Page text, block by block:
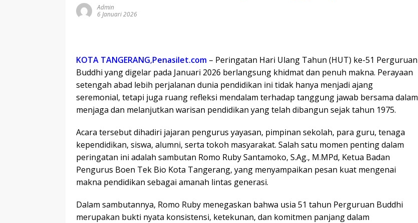
Admin
6 Januari 2026
KOTA TANGERANG,Penasilet.com – Peringatan Hari Ulang Tahun (HUT) ke-51 Perguruan
Buddhi yang digelar pada Januari 2026 berlangsung khidmat dan penuh makna. Perayaan
setengah abad lebih perjalanan dunia pendidikan ini tidak hanya menjadi ajang
seremonial, tetapi juga ruang refleksi mendalam terhadap tanggung jawab bersama dalam
menjaga dan melanjutkan warisan pendidikan yang telah dibangun sejak tahun 1975.
Acara tersebut dihadiri jajaran pengurus yayasan, pimpinan sekolah, para guru, tenaga
kependidikan, siswa, alumni, serta tokoh masyarakat. Salah satu momen penting dalam
peringatan ini adalah sambutan Romo Ruby Santamoko, S.Ag., M.MPd, Ketua Badan
Pengurus Boen Tek Bio Kota Tangerang, yang menyampaikan pesan kuat mengenai
makna pendidikan sebagai amanah lintas generasi.
Dalam sambutannya, Romo Ruby menegaskan bahwa usia 51 tahun Perguruan Buddhi
merupakan bukti nyata konsistensi, ketekunan, dan komitmen panjang dalam